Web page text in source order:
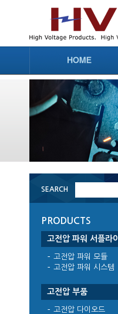
SEARCH
PRODUCTS
고전압 파워 서플라이
고전압 파워 모듈
고전압 파워 시스템
고전압 부품
고전압 다이오드